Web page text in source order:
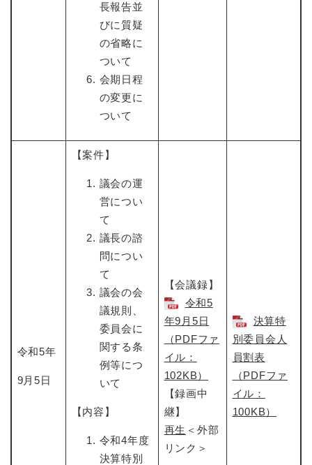
長報告並
びに質疑
の省略に
ついて
会期日程
の変更に
ついて
令和5年
9月5日
【案件】
議会の運
営につい
て
議長の諮
問につい
て
議会の会
議規則、
委員会に
関する条
例等につ
いて
【内容】
令和4年度
決算特別
【会議録】
令和5
年9月5日​
（PDFファ
イル：
102KB）
【録画中
継】
再生 ＜外部
リンク＞
決算特
別委員会人
員割表
（PDFファ
イル：
100KB）